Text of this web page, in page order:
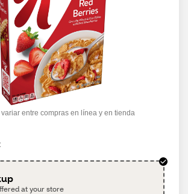
entre compras en línea y en tienda
at your store